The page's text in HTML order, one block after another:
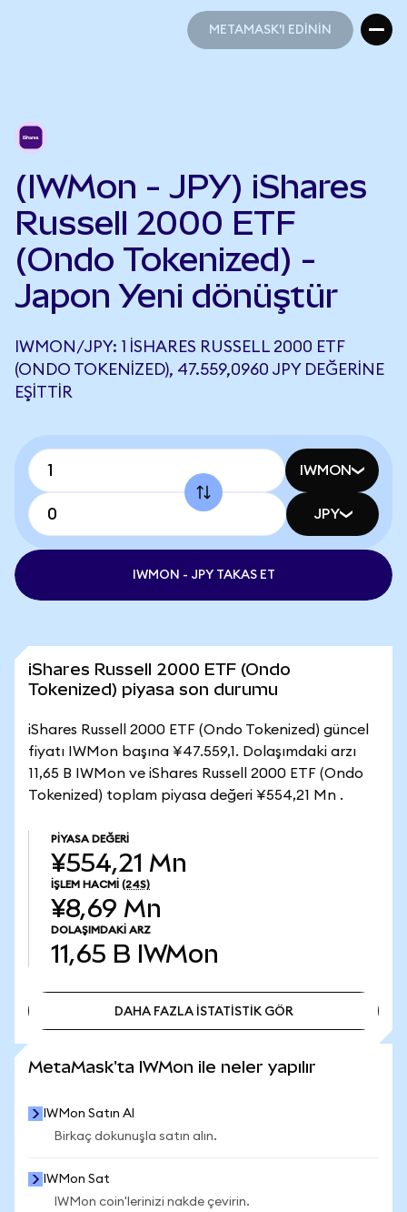
METAMASK'I EDİNİN
(IWMon - JPY) iShares
Russell 2000 ETF
(Ondo Tokenized) -
Japon Yeni dönüştür
IWMON/JPY: 1 ISHARES RUSSELL 2000 ETF
(ONDO TOKENIZED), 47.559,0960 JPY DEĞERINE
EŞITTIR
IWMON
JPY
IWMON - JPY TAKAS ET
iShares Russell 2000 ETF (Ondo
Tokenized) piyasa son durumu
iShares Russell 2000 ETF (Ondo Tokenized) güncel
fiyatı IWMon başına ¥47.559,1. Dolaşımdaki arzı
11,65 B IWMon ve iShares Russell 2000 ETF (Ondo
Tokenized) toplam piyasa değeri ¥554,21 Mn .
PIYASA DEĞERI
¥554,21 Mn
İŞLEM HACMI (24S)
¥8,69 Mn
DOLAŞIMDAKI ARZ
11,65 B IWMon
DAHA FAZLA İSTATİSTİK GÖR
MetaMask'ta IWMon ile neler yapılır
IWMon Satın Al
Birkaç dokunuşla satın alın.
IWMon Sat
IWMon coin'lerinizi nakde çevirin.